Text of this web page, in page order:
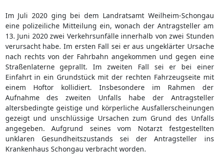
Im Juli 2020 ging bei dem Landratsamt Weilheim-Schongau
eine polizeiliche Mitteilung ein, wonach der Antragsteller am
13. Juni 2020 zwei Verkehrsunfälle innerhalb von zwei Stunden
verursacht habe. Im ersten Fall sei er aus ungeklärter Ursache
nach rechts von der Fahrbahn angekommen und gegen eine
Straßenlaterne geprallt. Im zweiten Fall sei er bei einer
Einfahrt in ein Grundstück mit der rechten Fahrzeugseite mit
einem Hoftor kollidiert. Insbesondere im Rahmen der
Aufnahme des zweiten Unfalls habe der Antragsteller
altersbedingte geistige und körperliche Ausfallerscheinungen
gezeigt und unschlüssige Ursachen zum Grund des Unfalls
angegeben. Aufgrund seines vom Notarzt festgestellten
unklaren Gesundheitszustands sei der Antragsteller ins
Krankenhaus Schongau verbracht worden.